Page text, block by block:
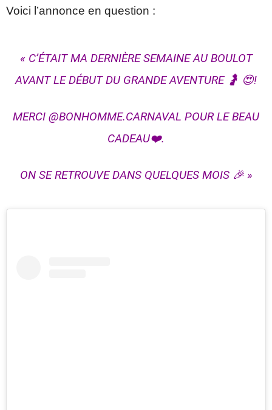
Voici l’annonce en question :
« C’ÉTAIT MA DERNIÈRE SEMAINE AU BOULOT
AVANT LE DÉBUT DU GRANDE AVENTURE 🤰 😍!
MERCI @BONHOMME.CARNAVAL POUR LE BEAU
CADEAU❤️.
ON SE RETROUVE DANS QUELQUES MOIS 🎉 »